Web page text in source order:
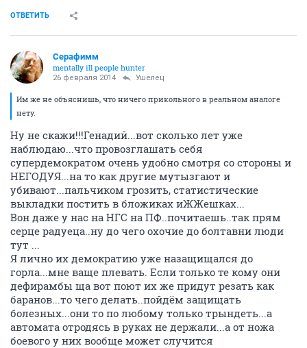
ОТВЕТИТЬ
Серафимм
mentally ill people hunter
26 февраля 2014 Ушелец
Им же не объяснишь, что ничего прикольного в реальном аналоге
нету.
Ну не скажи!!!Генадий...вот сколько лет уже
наблюдаю...что провозглашать себя
супердемократом очень удобно смотря со стороны и
НЕГОДУЯ...на то как другие мутызгают и
убивают...пальчиком грозить, статистические
выкладки постить в бложиках иЖЖешках...
Вон даже у нас на НГС на ПФ..почитаешь..так прям
серце радуеца..ну до чего охочие до болтавни люди
тут ...
Я лично их демократию уже назащищался до
горла...мне ваще плевать. Если только те кому они
дефирамбы ща вот поют их же придут резать как
баранов...то чего делать..пойдём защищать
болезных...они то по любому только трындеть...а
автомата отродясь в руках не держали...а от ножа
боевого у них вообще может случится